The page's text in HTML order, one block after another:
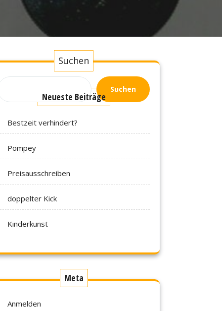
Suchen
Suchen
Neueste Beiträge
Bestzeit verhindert?
Pompey
Preisausschreiben
doppelter Kick
Kinderkunst
Meta
Anmelden